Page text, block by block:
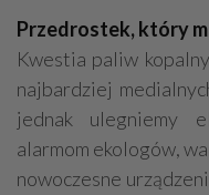
Przedrostek, który
Kwestia paliw
najbardziej
jednak ulegniemy
alarmom ekologów,
nowoczesne